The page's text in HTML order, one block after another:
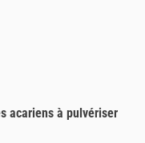
acariens à pulvériser